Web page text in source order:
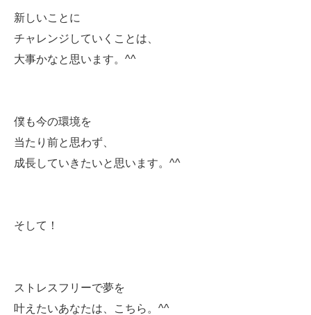
新しいことに
チャレンジしていくことは、
大事かなと思います。^^
僕も今の環境を
当たり前と思わず、
成長していきたいと思います。^^
そして！
ストレスフリーで夢を
叶えたいあなたは、こちら。^^